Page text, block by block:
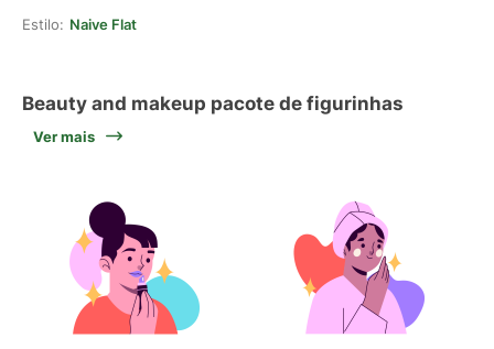
Estilo: Naive Flat
Beauty and makeup pacote de figurinhas
Ver mais